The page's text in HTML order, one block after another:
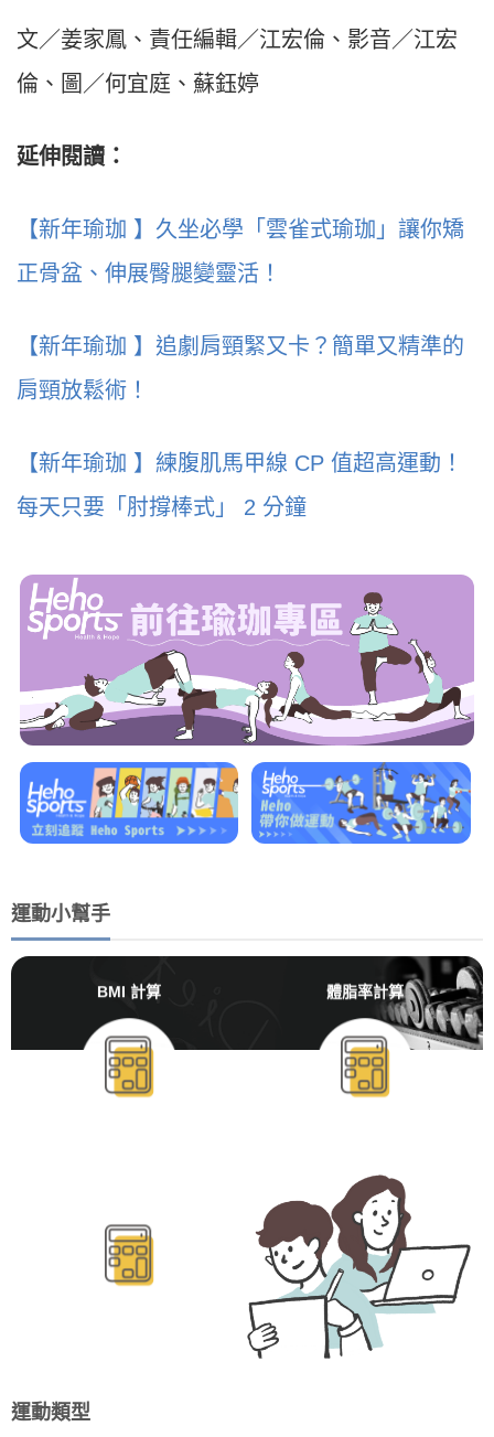
文／姜家鳳、責任編輯／江宏倫、影音／江宏
倫、圖／何宜庭、蘇鈺婷
延伸閱讀：
【新年瑜珈 】久坐必學「雲雀式瑜珈」讓你矯
正骨盆、伸展臀腿變靈活！
【新年瑜珈 】追劇肩頸緊又卡？簡單又精準的
肩頸放鬆術！
【新年瑜珈 】練腹肌馬甲線 CP 值超高運動！
每天只要「肘撐棒式」 2 分鐘
運動小幫手
BMI 計算 體脂率計算
運動類型